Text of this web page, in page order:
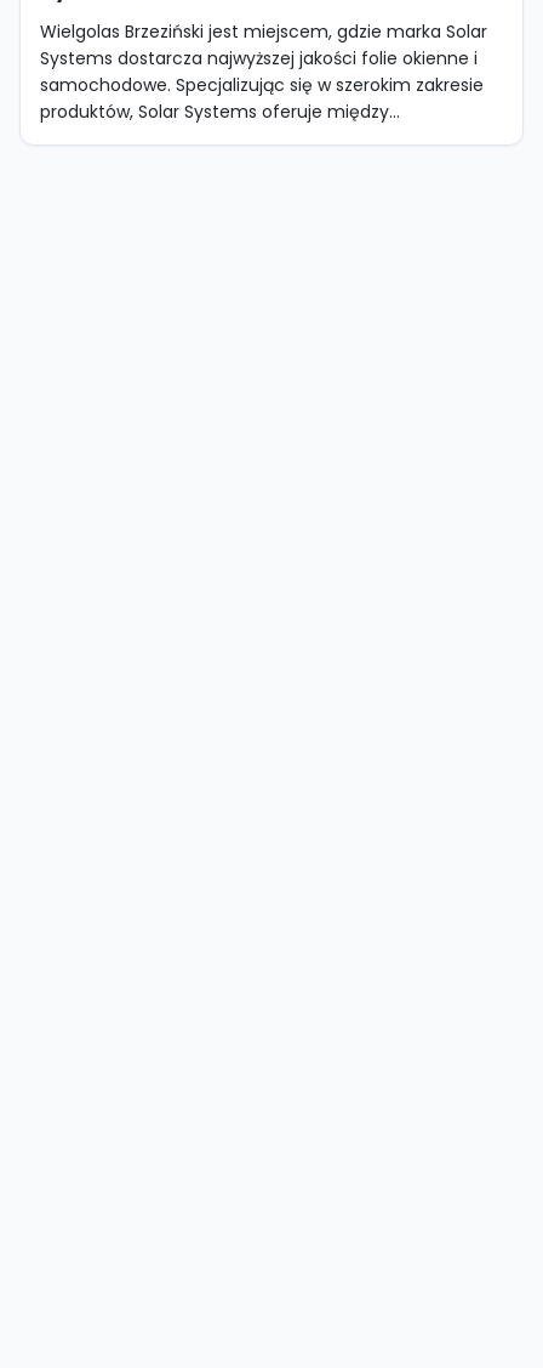
Wielgolas Brzeziński jest miejscem, gdzie marka Solar
Systems dostarcza najwyższej jakości folie okienne i
samochodowe. Specjalizując się w szerokim zakresie
produktów, Solar Systems oferuje między...